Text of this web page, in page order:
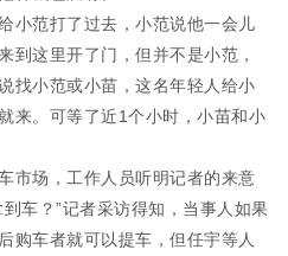
范打了过去，小范说他一会儿
到这里开了门，但并不是小范，
找小范或小苗，这名年轻人给小
来。可等了近1个小时，小苗和小
场，工作人员听明记者的来意
车？”记者采访得知，当事人如果
购车者就可以提车，但任宇等人